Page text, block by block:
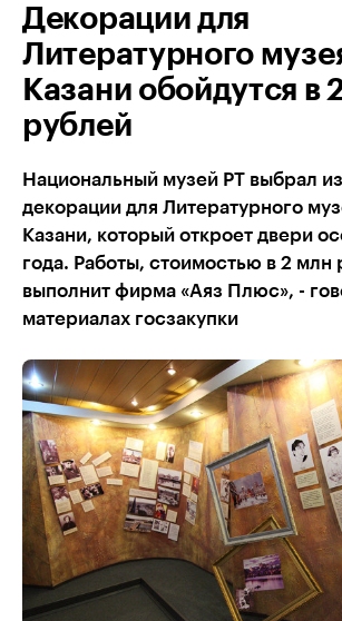
Декорации для
Литературного
Казани обойдутся в
рублей
Национальный музей РТ выбрал
декорации для Литературного
Казани, который откроет двери
года. Работы, стоимостью в 2 млн
выполнит фирма «Аяз Плюс», -
материалах госзакупки